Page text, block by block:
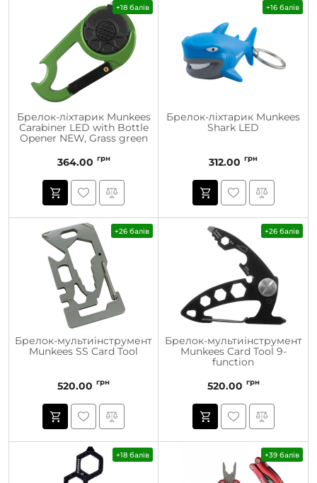
+18 балів
Брелок-ліхтарик Munkees
Carabiner LED with Bottle
Opener NEW, Grass green
364.00 грн
+16 балів
Брелок-ліхтарик Munkees
Shark LED
312.00 грн
+26 балів
Брелок-мультиінструмент
Munkees SS Card Tool
520.00 грн
+26 балів
Брелок-мультиінструмент
Munkees Card Tool 9-
function
520.00 грн
+18 балів +39 балів